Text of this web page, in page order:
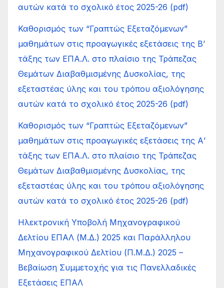
αυτών κατά το σχολικό έτος 2025-26 (pdf)
Καθορισμός των “Γραπτώς Εξεταζόμενων”
μαθημάτων στις προαγωγικές εξετάσεις της Β’
τάξης των ΕΠΑ.Λ. στο πλαίσιο της Τράπεζας
Θεμάτων Διαβαθμισμένης Δυσκολίας, της
εξεταστέας ύλης και του τρόπου αξιολόγησης
αυτών κατά το σχολικό έτος 2025-26 (pdf)
Καθορισμός των “Γραπτώς Εξεταζόμενων”
μαθημάτων στις προαγωγικές εξετάσεις της Α’
τάξης των ΕΠΑ.Λ. στο πλαίσιο της Τράπεζας
Θεμάτων Διαβαθμισμένης Δυσκολίας, της
εξεταστέας ύλης και του τρόπου αξιολόγησης
αυτών κατά το σχολικό έτος 2025-26 (pdf)
Ηλεκτρονική Υποβολή Μηχανογραφικού
Δελτίου ΕΠΑΛ (Μ.Δ.) 2025 και Παράλληλου
Μηχανογραφικού Δελτίου (Π.Μ.Δ.) 2025 –
Βεβαίωση Συμμετοχής για τις Πανελλαδικές
Εξετάσεις ΕΠΑΛ